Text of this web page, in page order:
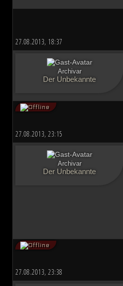
27.08.2013, 18:37
Archivar
Der Unbekannte
27.08.2013, 23:15
Archivar
Der Unbekannte
27.08.2013, 23:38